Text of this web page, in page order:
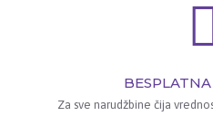
Za sve narudžbine čija